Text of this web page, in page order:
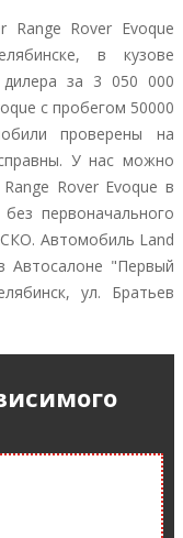
Range Rover Evoque
в кузове
за 3 050 000
с пробегом 50000
проверены на
У нас можно
Rover Evoque в
первоначального
Автомобиль Land
Автосалоне "Первый
ул. Братьев